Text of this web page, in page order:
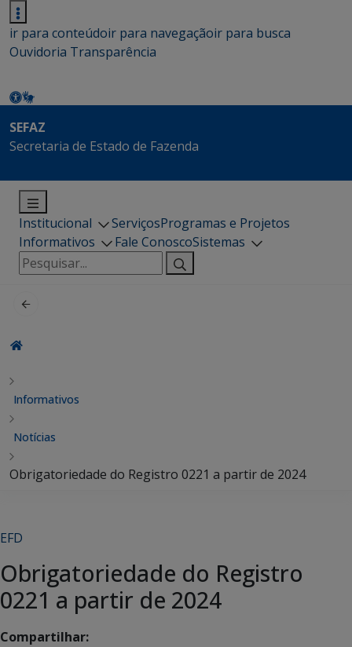
ir para conteúdoir para navegaçãoir para busca
Ouvidoria Transparência
SEFAZ
Secretaria de Estado de Fazenda
Institucional ServiçosProgramas e Projetos
Informativos
Fale ConoscoSistemas
Pesquisar
por:
Informativos
Notícias
Obrigatoriedade do Registro 0221 a partir de 2024
EFD
Obrigatoriedade do Registro
0221 a partir de 2024
Compartilhar: